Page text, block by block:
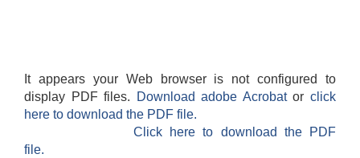
It appears your Web browser is not configured to
display PDF files.
Download adobe Acrobatorclick
here to download the PDF file.
Click here to download the PDF
file.